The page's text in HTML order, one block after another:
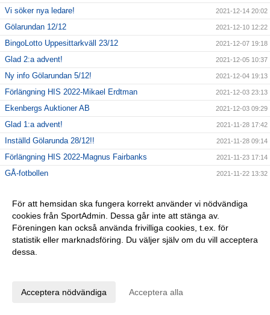
Vi söker nya ledare! 2021-12-14 20:02
Gölarundan 12/12 2021-12-10 12:22
BingoLotto Uppesittarkväll 23/12 2021-12-07 19:18
Glad 2:a advent! 2021-12-05 10:37
Ny info Gölarundan 5/12! 2021-12-04 19:13
Förlängning HIS 2022-Mikael Erdtman 2021-12-03 23:13
Ekenbergs Auktioner AB 2021-12-03 09:29
Glad 1:a advent! 2021-11-28 17:42
Inställd Gölarunda 28/12!! 2021-11-28 09:14
Förlängning HIS 2022-Magnus Fairbanks 2021-11-23 17:14
GÅ-fotbollen 2021-11-22 13:32
Spelarförlängning HIS 2022-Filip Mattsson 2021-11-19 12:07
Svenska Spels Gräsroten 2021
Vad händer i Högadal resten av året? 2021-11-17 12:51
Spelarförlängning HIS 2022-Robin Nykvist!
HIS Instagram-sida comeback!
För att hemsidan ska fungera korrekt använder vi nödvändiga
cookies från SportAdmin. Dessa går inte att stänga av.
Föreningen kan också använda frivilliga cookies, t.ex. för
statistik eller marknadsföring. Du väljer själv om du vill acceptera
dessa.
Acceptera nödvändiga Acceptera alla